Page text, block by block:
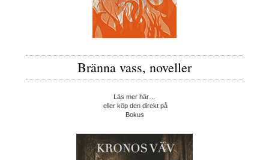
Bränna vass, noveller
Läs mer här…
eller köp den direkt på
Bokus